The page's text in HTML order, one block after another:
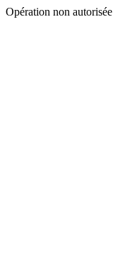
Opération non autorisée